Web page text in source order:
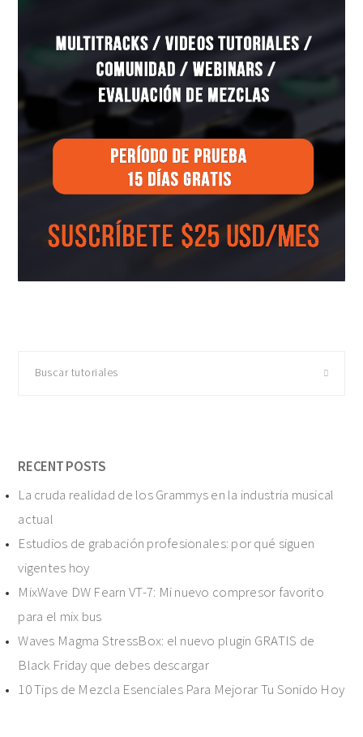
tutoriales
RECENT POSTS
La cruda realidad de los Grammys en la industria musical
actual
Estudios de grabación profesionales: por qué siguen
vigentes hoy
MixWave DW Fearn VT-7: Mi nuevo compresor favorito
para el mix bus
Waves Magma StressBox: el nuevo plugin GRATIS de
Black Friday que debes descargar
10 Tips de Mezcla Esenciales Para Mejorar Tu Sonido Hoy